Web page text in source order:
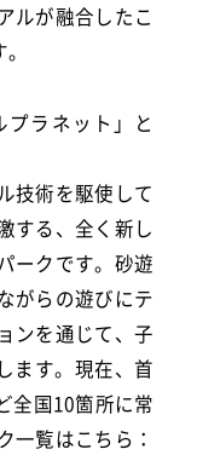
ルが融合したこ
プラネット」と
技術を駆使して
する、全く新し
ークです。砂遊
がらの遊びにテ
ンを通じて、子
ます。現在、首
全国10箇所に常
一覧はこちら：